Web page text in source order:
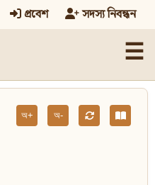
প্রবেশ সদস্য নিবন্ধন
☰
অ+ অ-